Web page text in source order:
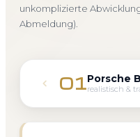
unkomplizierte
Abmeldung).
01Porsche
realistisch &